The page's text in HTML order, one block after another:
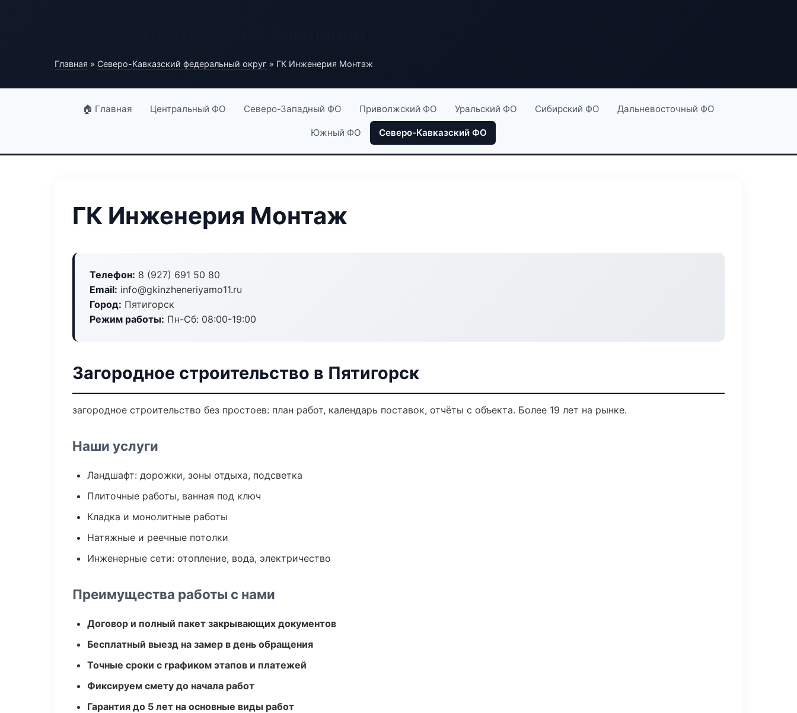
Главная » Северо-Кавказский федеральный округ » ГК Инженерия Монтаж
🏠 Главная Центральный ФО Северо-Западный ФО Приволжский ФО Уральский ФО Сибирский ФО Дальневосточный ФО
Южный ФО Северо-Кавказский ФО
ГК Инженерия Монтаж
Телефон: 8 (927) 691 50 80
Email: info@gkinzheneriyamo11.ru
Город: Пятигорск
Режим работы: Пн-Сб: 08:00-19:00
Загородное строительство в Пятигорск
загородное строительство без простоев: план работ, календарь поставок, отчёты с объекта. Более 19 лет на рынке.
Наши услуги
Ландшафт: дорожки, зоны отдыха, подсветка
Плиточные работы, ванная под ключ
Кладка и монолитные работы
Натяжные и реечные потолки
Инженерные сети: отопление, вода, электричество
Преимущества работы с нами
Договор и полный пакет закрывающих документов
Бесплатный выезд на замер в день обращения
Точные сроки с графиком этапов и платежей
Фиксируем смету до начала работ
Гарантия до 5 лет на основные виды работ